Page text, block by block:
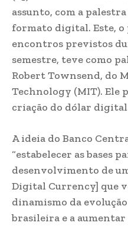
assunto, com a
formato digital. Este,
encontros previstos
semestre, teve como
Robert Townsend, do
Technology (MIT). Ele
criação do dólar
A ideia do Banco
“estabelecer as bases
desenvolvimento de
Digital Currency] que
dinamismo da
brasileira e a aumentar